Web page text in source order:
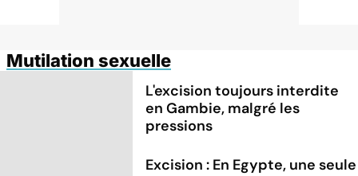
Mutilation sexuelle
L'excision toujours interdite
en Gambie, malgré les
pressions
Excision : En Egypte, une seule